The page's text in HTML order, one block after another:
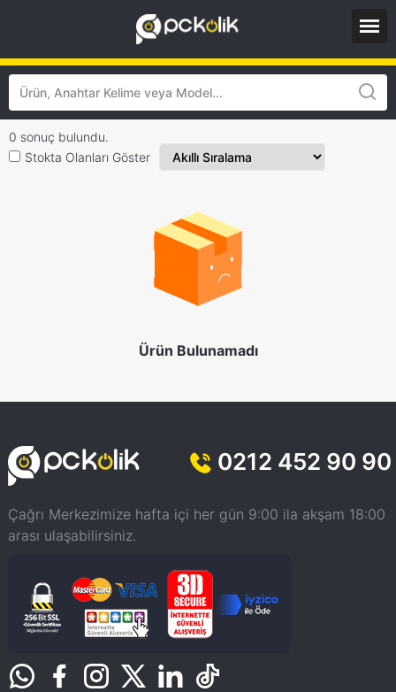
0 sonuç bulundu.
Stokta Olanları Göster
Ürün Bulunamadı
0212 452 90 90
Çağrı Merkezimize hafta içi her gün 9:00 ila akşam 18:00
arası ulaşabilirsiniz.